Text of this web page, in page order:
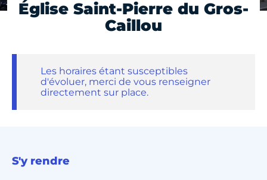
Église Saint-Pierre du Gros-
Caillou
Les horaires étant susceptibles
d'évoluer, merci de vous renseigner
directement sur place.
S'y rendre